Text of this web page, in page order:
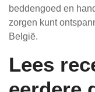
beddengoed en
zorgen kunt
België.
Lees